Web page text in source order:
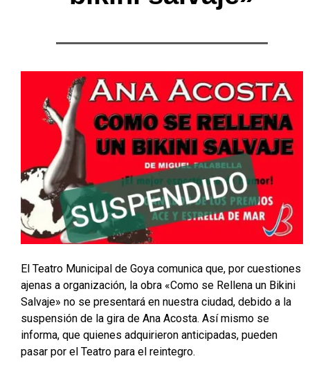
El Teatro Municipal de Goya comunica que, por cuestiones
ajenas a organización, la obra «Como se Rellena un Bikini
Salvaje» no se presentará en nuestra ciudad, debido a la
suspensión de la gira de Ana Acosta. Así mismo se
informa, que quienes adquirieron anticipadas, pueden
pasar por el Teatro para el reintegro.